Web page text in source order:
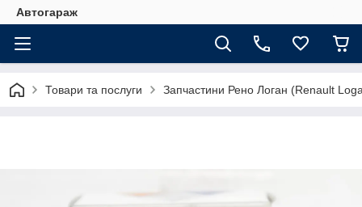
Автогараж
Товари та послуги Запчастини Рено Логан (Renault